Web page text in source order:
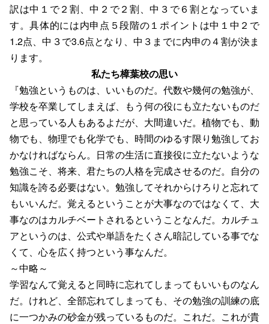
訳は中１で２割、中２で２割、中３で６割となっていま
す。具体的には内申点５段階の１ポイントは中１中２で
1.2点、中３で3.6点となり、中３までに内申の４割が決ま
ります。
私たち樟葉校の思い
『勉強というものは、いいものだ。代数や幾何の勉強が、
学校を卒業してしまえば、もう何の役にも立たないものだ
と思っている人もあるよだが、大間違いだ。植物でも、動
物でも、物理でも化学でも、時間のゆるす限り勉強してお
かなければならん。日常の生活に直接役に立たないような
勉強こそ、将来、君たちの人格を完成させるのだ。自分の
知識を誇る必要はない。勉強してそれからけろりと忘れて
もいいんだ。覚えるということが大事なのではなくて、大
事なのはカルチベートされるということなんだ。カルチュ
アというのは、公式や単語をたくさん暗記している事でな
くて、心を広く持つという事なんだ。
～中略～
学習なんて覚えると同時に忘れてしまってもいいものなん
だ。けれど、全部忘れてしまっても、その勉強の訓練の底
に一つかみの砂金が残っているものだ。これだ。これが貴